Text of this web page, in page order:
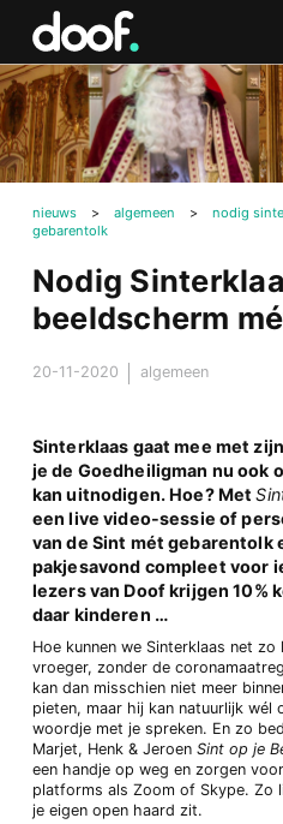
nieuws > algemeen >
nodig
gebarentolk
Nodig
beeldscherm
20-11-2020 algemeen
Sinterklaas gaat mee met
je de Goedheiligman nu ook
kan uitnodigen. Hoe? Met
een live video-sessie of
van de Sint mét gebarentolk
pakjesavond compleet voor
lezers van Doof krijgen 10%
daar kinderen …
Hoe kunnen we Sinterklaas net zo
vroeger, zonder de
kan dan misschien niet meer
pieten, maar hij kan natuurlijk wél
woordje met je spreken. En zo
Marjet, Henk & Jeroen Sint op je
een handje op weg en zorgen
platforms als Zoom of Skype. Zo
je eigen open haard zit.
Doof.nl